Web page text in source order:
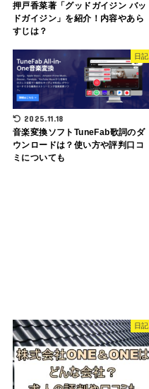
押戸香菜著「グッドガイジン バッ
ドガイジン」を紹介！内容やあら
すじは？
日記
2025.11.18
音楽変換ソフトTuneFab歌詞のダ
ウンロードは？使い方や評判口コ
ミについても
日記